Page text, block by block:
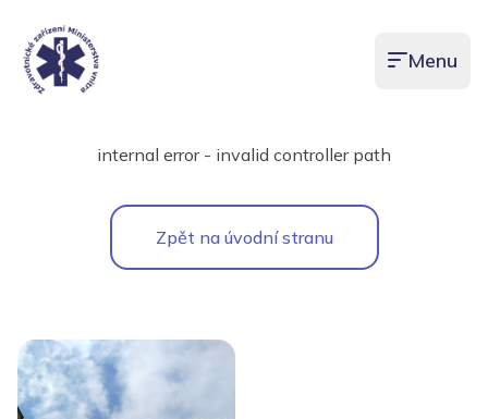
Otevřít
Menu
internal error - invalid controller path
Zpět na úvodní stranu